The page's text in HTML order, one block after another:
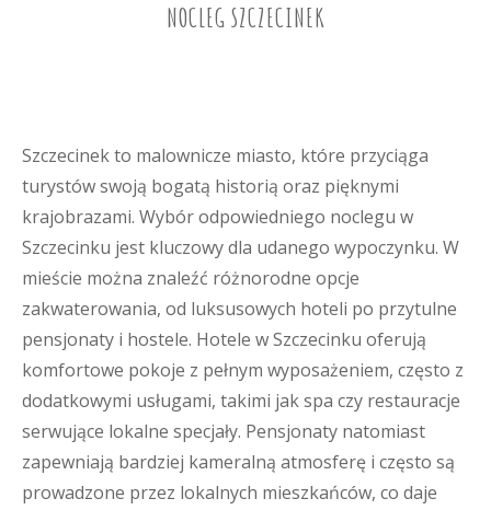
NOCLEG SZCZECINEK
Szczecinek to malownicze miasto, które przyciąga
turystów swoją bogatą historią oraz pięknymi
krajobrazami. Wybór odpowiedniego noclegu w
Szczecinku jest kluczowy dla udanego wypoczynku. W
mieście można znaleźć różnorodne opcje
zakwaterowania, od luksusowych hoteli po przytulne
pensjonaty i hostele. Hotele w Szczecinku oferują
komfortowe pokoje z pełnym wyposażeniem, często z
dodatkowymi usługami, takimi jak spa czy restauracje
serwujące lokalne specjały. Pensjonaty natomiast
zapewniają bardziej kameralną atmosferę i często są
prowadzone przez lokalnych mieszkańców, co daje